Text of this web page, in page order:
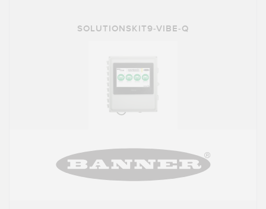
SOLUTIONSKIT9-VIBE-Q